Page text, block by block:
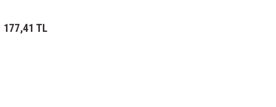
177,41 TL